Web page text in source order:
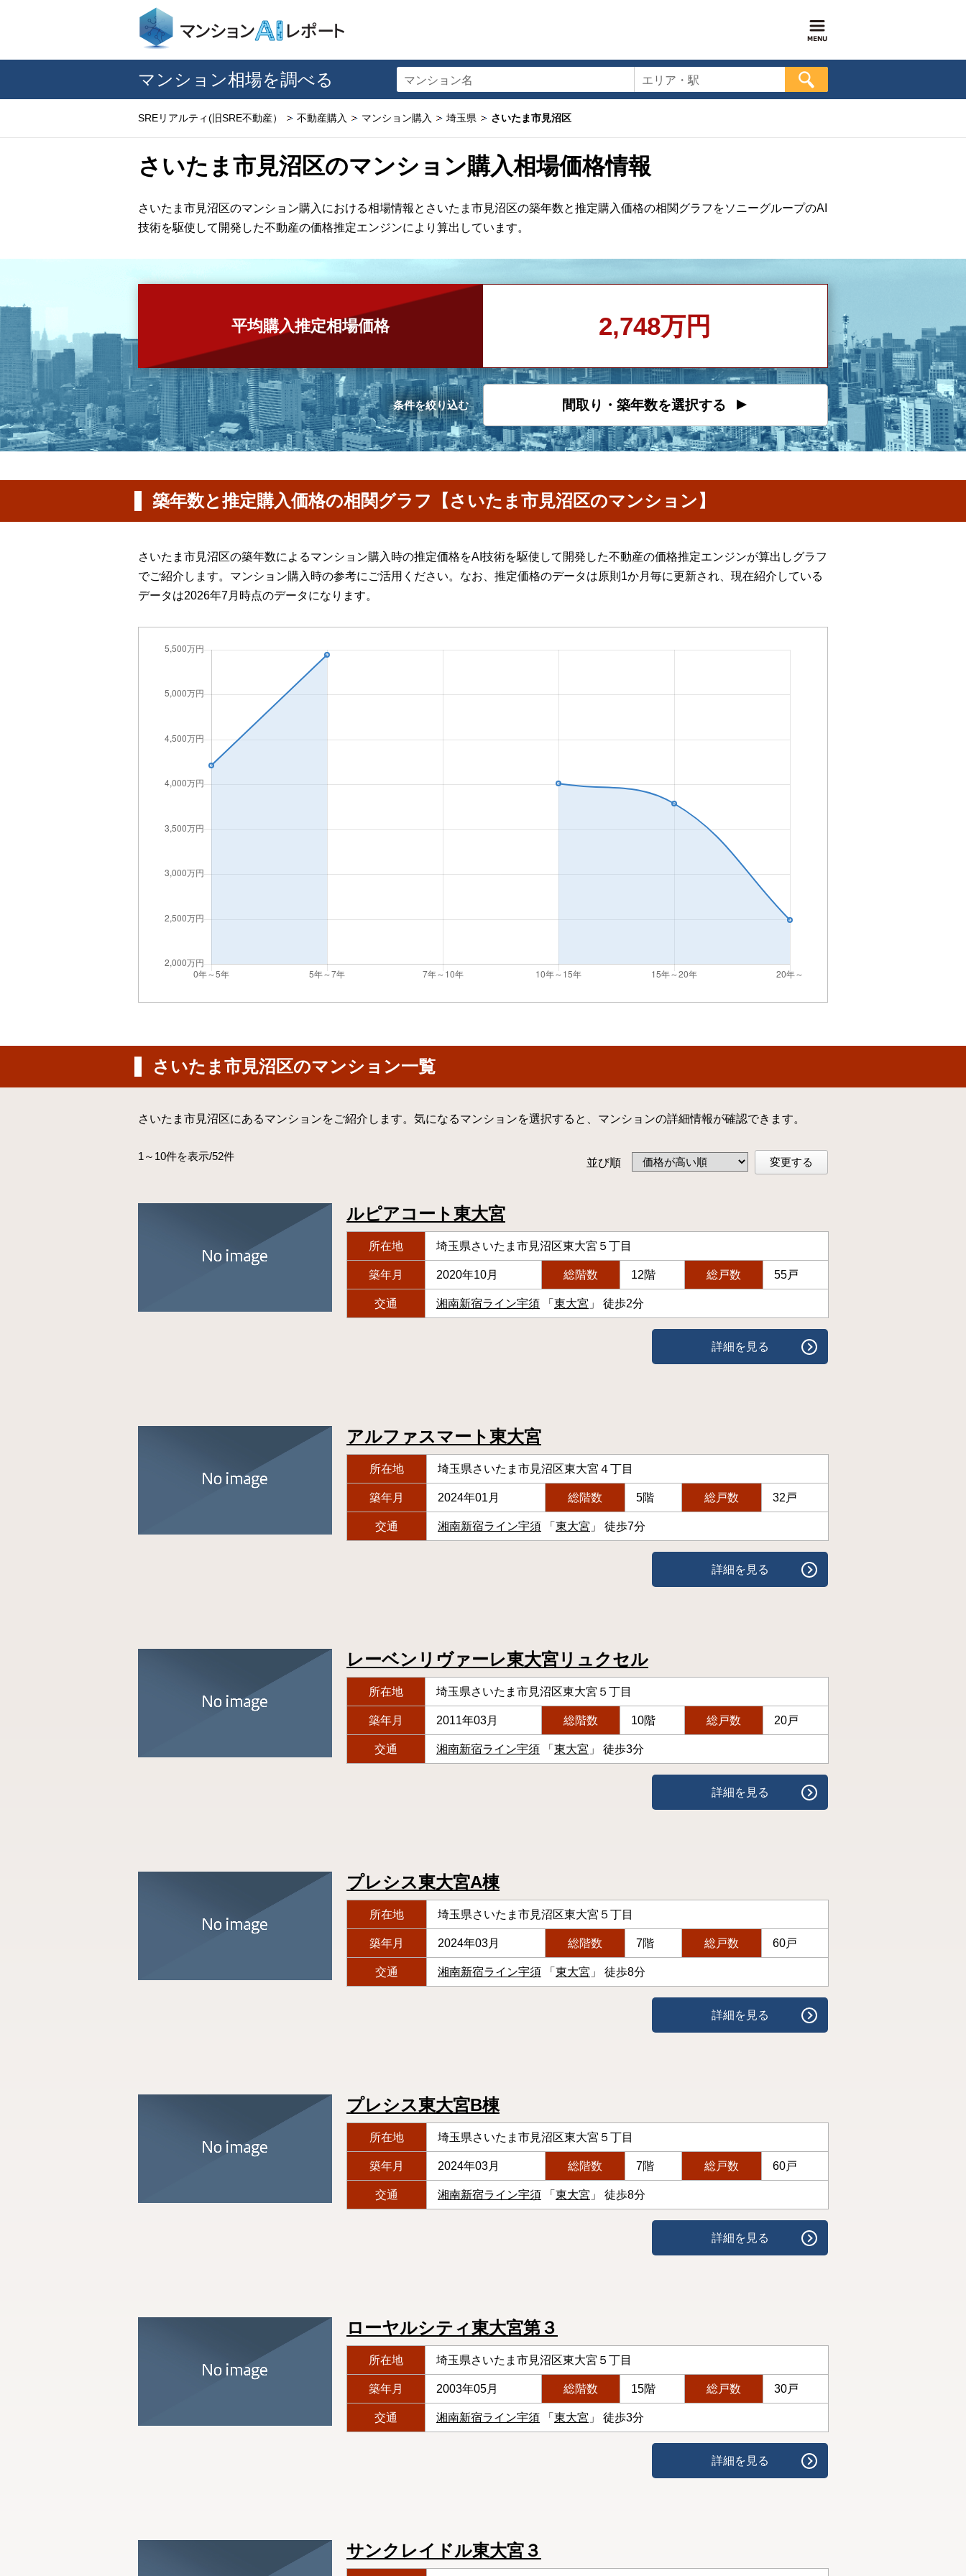
マンション相場を調べる マンション名 エリア・駅
SREリアルティ(旧SRE不動産） 不動産購入 マンション購入 埼玉県 さいたま市見沼区
さいたま市見沼区のマンション購入相場価格情報
さいたま市見沼区のマンション購入における相場情報とさいたま市見沼区の築年数と推定購入価格の相関グラフをソニーグループのAI
技術を駆使して開発した不動産の価格推定エンジンにより算出しています。
平均購入推定相場価格 2,748万円
条件を絞り込む 間取り・築年数を選択する
築年数と推定購入価格の相関グラフ【さいたま市見沼区のマンション】
さいたま市見沼区の築年数によるマンション購入時の推定価格をAI技術を駆使して開発した不動産の価格推定エンジンが算出しグラフ
でご紹介します。マンション購入時の参考にご活用ください。なお、推定価格のデータは原則1か月毎に更新され、現在紹介している
データは2026年7月時点のデータになります。
さいたま市見沼区のマンション一覧
さいたま市見沼区にあるマンションをご紹介します。気になるマンションを選択すると、マンションの詳細情報が確認できます。
1～10件を表示/52件 並び順 変更する
ルピアコート東大宮
所在地 埼玉県さいたま市見沼区東大宮５丁目
築年月 2020年10月 総階数 12階 総戸数 55戸
交通 湘南新宿ライン宇須 「 東大宮 」 徒歩2分
詳細を見る
アルファスマート東大宮
所在地 埼玉県さいたま市見沼区東大宮４丁目
築年月 2024年01月 総階数 5階 総戸数 32戸
交通 湘南新宿ライン宇須 「 東大宮 」 徒歩7分
詳細を見る
レーベンリヴァーレ東大宮リュクセル
所在地 埼玉県さいたま市見沼区東大宮５丁目
築年月 2011年03月 総階数 10階 総戸数 20戸
交通 湘南新宿ライン宇須 「 東大宮 」 徒歩3分
詳細を見る
プレシス東大宮A棟
所在地 埼玉県さいたま市見沼区東大宮５丁目
築年月 2024年03月 総階数 7階 総戸数 60戸
交通 湘南新宿ライン宇須 「 東大宮 」 徒歩8分
詳細を見る
プレシス東大宮B棟
所在地 埼玉県さいたま市見沼区東大宮５丁目
築年月 2024年03月 総階数 7階 総戸数 60戸
交通 湘南新宿ライン宇須 「 東大宮 」 徒歩8分
詳細を見る
ローヤルシティ東大宮第３
所在地 埼玉県さいたま市見沼区東大宮５丁目
築年月 2003年05月 総階数 15階 総戸数 30戸
交通 湘南新宿ライン宇須 「 東大宮 」 徒歩3分
詳細を見る
サンクレイドル東大宮３